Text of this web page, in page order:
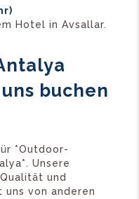
Hotel in Avsallar.
buchen
*Outdoor-
Unsere
und
von anderen